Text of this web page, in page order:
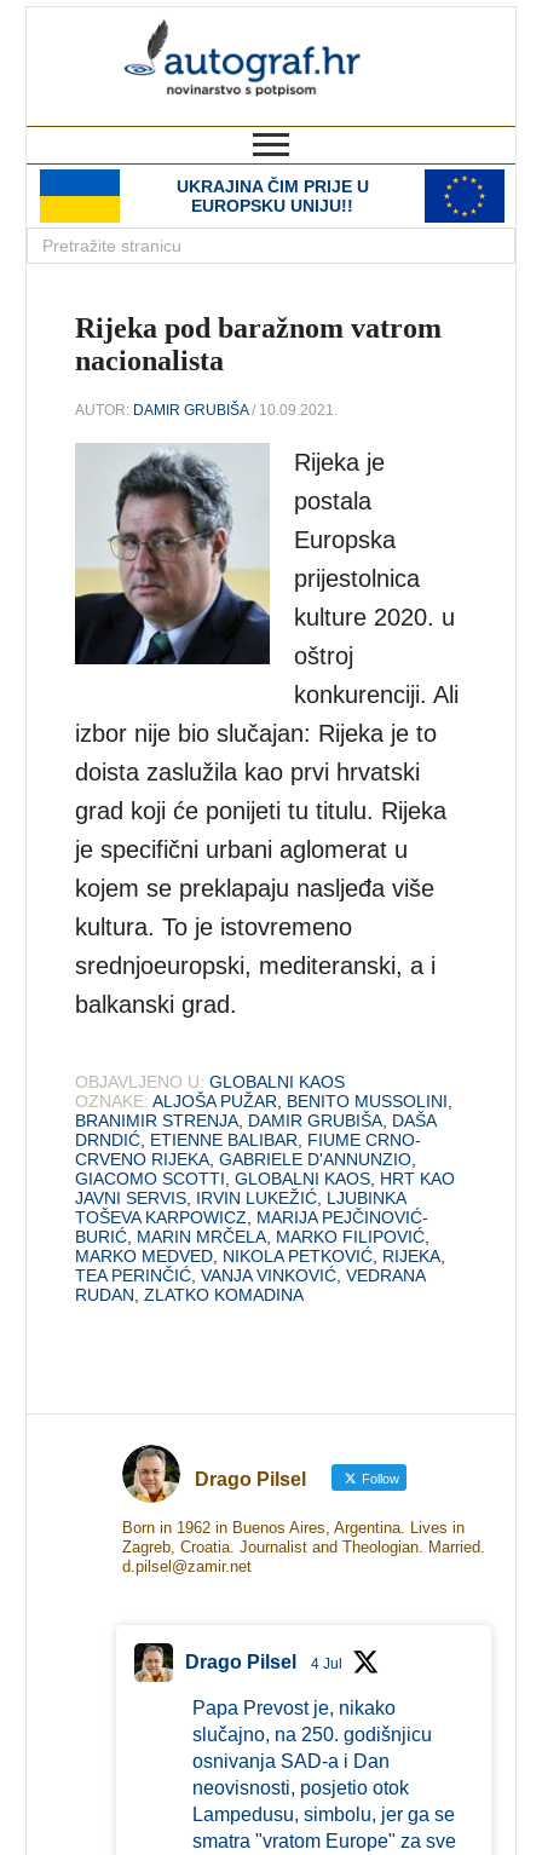
UKRAJINA ČIM PRIJE U
EUROPSKU UNIJU!!
Rijeka pod baražnom vatrom
nacionalista
AUTOR: DAMIR GRUBIŠA/ 10.09.2021.
Rijeka je
postala
Europska
prijestolnica
kulture 2020. u
oštroj
konkurenciji. Ali
izbor nije bio slučajan: Rijeka je to
doista zaslužila kao prvi hrvatski
grad koji će ponijeti tu titulu. Rijeka
je specifični urbani aglomerat u
kojem se preklapaju nasljeđa više
kultura. To je istovremeno
srednjoeuropski, mediteranski, a i
balkanski grad.
OBJAVLJENO U: GLOBALNI KAOS
OZNAKE: ALJOŠA PUŽAR BENITO MUSSOLINI
BRANIMIR STRENJA DAMIR GRUBIŠA DAŠA
DRNDIĆ ETIENNE BALIBAR
FIUME CRNO-
CRVENO RIJEKA ,GABRIELE D'ANNUNZIO
GIACOMO SCOTTI ,GLOBALNI KAOS HRT KAO
JAVNI SERVIS IRVIN LUKEŽIĆ LJUBINKA
TOŠEVA KARPOWICZ
MARIJA PEJČINOVIĆ-
BURIĆ MARIN MRČELA MARKO FILIPOVIĆ
MARKO MEDVED NIKOLA PETKOVIĆ RIJEKA
TEA PERINČIĆ ,VANJA VINKOVIĆ ,VEDRANA
RUDAN ,ZLATKO KOMADINA
Drago Pilsel Follow
Born in 1962 in Buenos Aires, Argentina. Lives in
Zagreb, Croatia. Journalist and Theologian. Married.
d.pilsel@zamir.net
Drago Pilsel 4 Jul
Papa Prevost je, nikako
slučajno, na 250. godišnjicu
osnivanja SAD-a i Dan
neovisnosti, posjetio otok
Lampedusu, simbolu, jer ga se
smatra "vratom Europe" za sve